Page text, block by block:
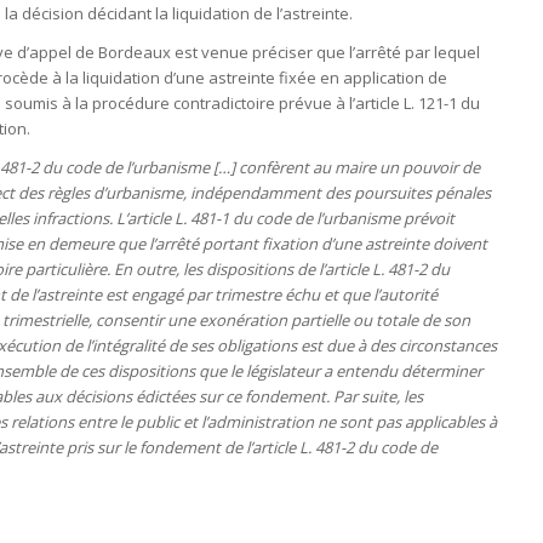
décision décidant la liquidation de l’astreinte.
d’appel de Bordeaux est venue préciser que l’arrêté par lequel
à la liquidation d’une astreinte fixée en application de
soumis à la procédure contradictoire prévue à l’article L. 121-1 du
2 du code de l’urbanisme […] confèrent au maire un pouvoir de
des règles d’urbanisme, indépendamment des poursuites pénales
infractions. L’article L. 481-1 du code de l’urbanisme prévoit
en demeure que l’arrêté portant fixation d’une astreinte doivent
particulière. En outre, les dispositions de l’article L. 481-2 du
l’astreinte est engagé par trimestre échu et que l’autorité
consentir une exonération partielle ou totale de son
de l’intégralité de ses obligations est due à des circonstances
de ces dispositions que le législateur a entendu déterminer
aux décisions édictées sur ce fondement. Par suite, les
relations entre le public et l’administration ne sont pas applicables à
pris sur le fondement de l’article L. 481-2 du code de